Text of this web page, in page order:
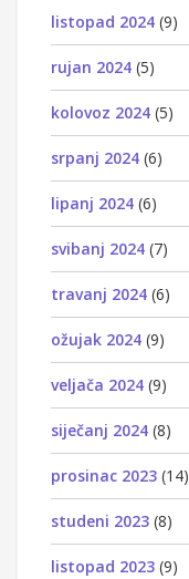
listopad 2024 (9)
rujan 2024 (5)
kolovoz 2024 (5)
srpanj 2024 (6)
lipanj 2024 (6)
svibanj 2024 (7)
travanj 2024 (6)
ožujak 2024 (9)
veljača 2024 (9)
siječanj 2024 (8)
prosinac 2023 (14)
studeni 2023 (8)
listopad 2023 (9)